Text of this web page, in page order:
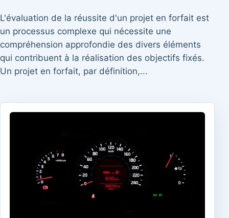
L'évaluation de la réussite d'un projet en forfait est
un processus complexe qui nécessite une
compréhension approfondie des divers éléments
qui contribuent à la réalisation des objectifs fixés.
Un projet en forfait, par définition,...